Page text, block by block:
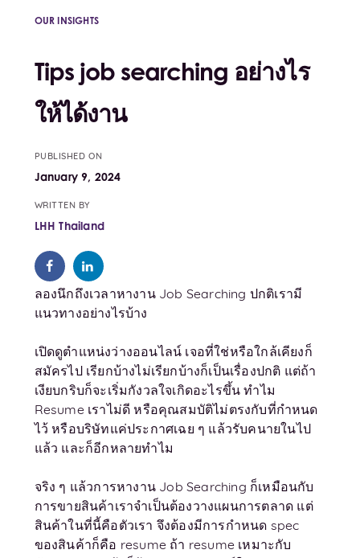
OUR INSIGHTS
Tips job searching อย่างไร
ให้ได้งาน
PUBLISHED ON
January 9, 2024
WRITTEN BY
LHH Thailand
ลองนึกถึงเวลาหางาน Job Searching ปกติเรามี
แนวทางอย่างไรบ้าง
เปิดดูตำแหน่งว่างออนไลน์ เจอที่ใช่หรือใกล้เคียงก็
สมัครไป เรียกบ้างไม่เรียกบ้างก็เป็นเรื่องปกติ แต่ถ้า
เงียบกริบก็จะเริ่มกังวลใจเกิดอะไรขึ้น ทำไม
Resume เราไม่ดี หรือคุณสมบัติไม่ตรงกับที่กำหนด
ไว้ หรือบริษัทแค่ประกาศเฉย ๆ แล้วรับคนายในไป
แล้ว และก็อีกหลายทำไม
จริง ๆ แล้วการหางาน Job Searching ก็เหมือนกับ
การขายสินค้าเราจำเป็นต้องวางแผนการตลาด แต่
สินค้าในที่นี้คือตัวเรา จึงต้องมีการกำหนด spec
ของสินค้าก็คือ resume ถ้า resume เหมาะกับ